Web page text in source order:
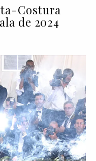
Costura
de 2024